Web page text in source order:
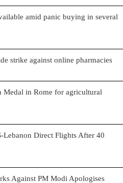
amid panic buying in several
strike against online pharmacies
in Rome for agricultural
Lebanon Direct Flights After 40
Against PM Modi Apologises